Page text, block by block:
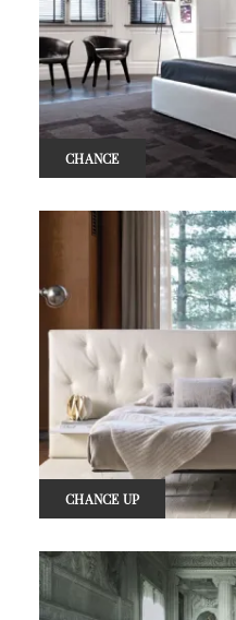
CHANCE
CHANCE UP